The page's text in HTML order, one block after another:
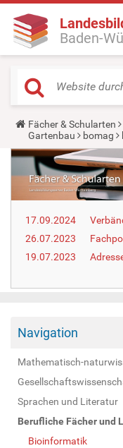
Baden-
Y
o
u
a
e
h
e
e
:
Fächer & Schularten
Gartenbau
bomag
17.09.2024
26.07.2023
19.07.2023
Navigation
Mathematisch-
Sprachen und Literatur
Berufliche Fächer und
Bioinformatik